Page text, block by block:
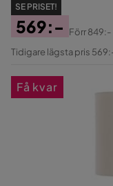
SE PRISET!
Pris
569:-
Original
Förr849:-
Tidigare lägsta pris
Få kvar